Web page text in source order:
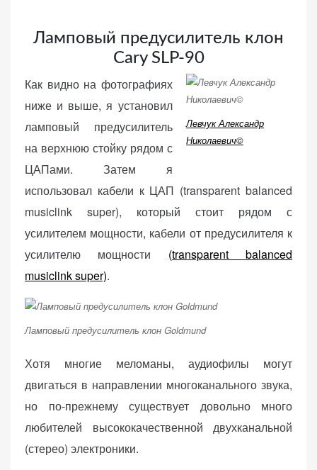
Ламповый предусилитель клон
Cary SLP-90
Левчук Александр
Николаевич©
Как видно на фотографиях
ниже и выше, я установил
ламповый предусилитель
на верхнюю стойку рядом с
ЦАПами. Затем я
использовал кабели к ЦАП (transparent balanced
musiclink super), который стоит рядом с
усилителем мощности, кабели от предусилителя к
усилителю мощности (transparent balanced
musiclink super).
Ламповый предусилитель клон Goldmund
Хотя многие меломаны, аудиофилы могут
двигаться в направлении многоканального звука,
но по-прежнему существует довольно много
любителей высококачественной двухканальной
(стерео) электроники.
веб-сайта.
Функциональные
Обеспечивают
нормальную
работу сайта. Если
вы откажетесь от
использования
этих файлов
cookie, некоторые
функции веб-сайта
исчезнут.
(аналитика)
посещаемость
Анонимно, без
персональных
данных.
Маркетинговые